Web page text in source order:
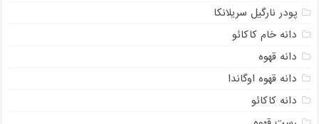
پودر نارگیل سریلانکا
دانه خام کاکائو
دانه قهوه
دانه قهوه اوگاندا
دانه کاکائو